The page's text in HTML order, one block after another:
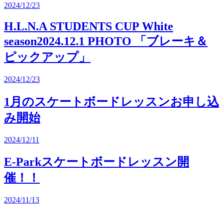
2024/12/23
H.L.N.A STUDENTS CUP White
season2024.12.1 PHOTO 「ブレーキ＆
ピックアップ」
2024/12/23
1月のスケートボードレッスンお申し込
み開始
2024/12/11
E-Parkスケートボードレッスン開
催！！
2024/11/13